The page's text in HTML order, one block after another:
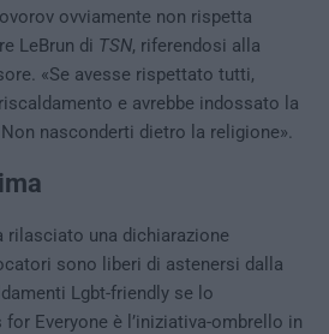
ovviamente non rispetta
LeBrun di TSN, riferendosi alla
«Se avesse rispettato tutti,
e avrebbe indossato la
nasconderti dietro la religione».
rilasciato una dichiarazione
sono liberi di astenersi dalla
Lgbt-friendly se lo
Everyone è l’iniziativa-ombrello in